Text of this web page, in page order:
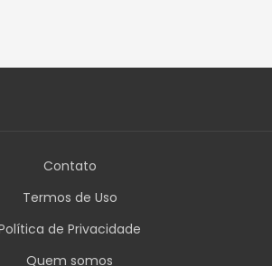
Contato
Termos de Uso
de Privacidade
Quem somos